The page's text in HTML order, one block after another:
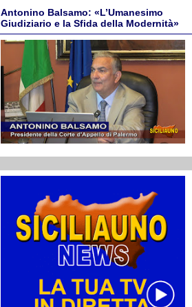
Antonino Balsamo: «L’Umanesimo
Giudiziario e la Sfida della Modernità»